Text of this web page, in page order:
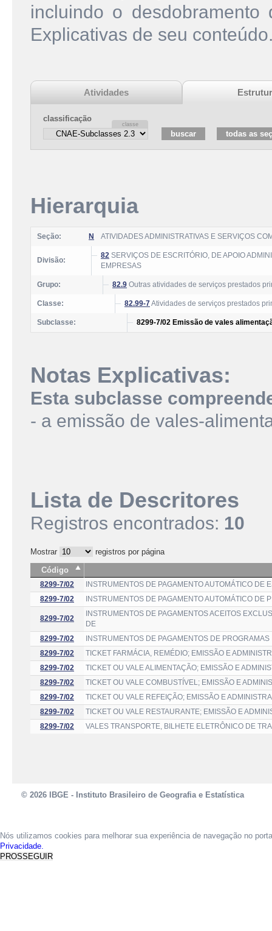
incluindo o
Explicativas de seu
Atividades
classificação
Hierarquia
Seção: N ATIVIDADES ADMINISTRATIVAS E SERVIÇOS
Divisão:
82 SERVIÇOS DE ESCRITÓRIO, DE APOIO
EMPRESAS
Grupo: 82.9 Outras atividades de serviços prestados
Classe: 82.99-7Atividades de serviços prestados
Subclasse: 8299-7/02 Emissão de vales
Notas Explicativas:
Esta subclasse
- a emissão de vales-
Lista de Descritores
Registros encontrados: 10
Mostrar
registros por página
Código
8299-7/02
INSTRUMENTOS DE PAGAMENTO AUTOMÁTICO DE
8299-7/02
INSTRUMENTOS DE PAGAMENTO AUTOMÁTICO DE
8299-7/02
INSTRUMENTOS DE PAGAMENTOS ACEITOS
DE
8299-7/02
INSTRUMENTOS DE PAGAMENTOS DE
8299-7/02
TICKET FARMÁCIA, REMÉDIO; EMISSÃO E
8299-7/02
TICKET OU VALE ALIMENTAÇÃO; EMISSÃO E
8299-7/02
TICKET OU VALE COMBUSTÍVEL; EMISSÃO E
8299-7/02
TICKET OU VALE REFEIÇÃO; EMISSÃO E
8299-7/02
TICKET OU VALE RESTAURANTE; EMISSÃO E
8299-7/02
VALES TRANSPORTE, BILHETE ELETRÔNICO DE
© 2026 IBGE - Instituto Brasileiro de Geografia e Estatística
Nós utilizamos cookies para melhorar sua experiência de navegação no
Privacidade.
PROSSEGUIR